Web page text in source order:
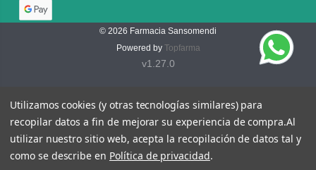
© 2026 Farmacia Sansomendi
Powered by Topfarma
v1.27.0
Utilizamos cookies (y otras tecnologías similares) para
recopilar datos a fin de mejorar su experiencia de compra.Al
utilizar nuestro sitio web, acepta la recopilación de datos tal y
como se describe en Política de privacidad.